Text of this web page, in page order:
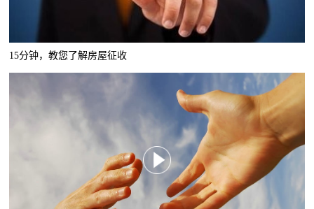
15分钟，教您了解房屋征收